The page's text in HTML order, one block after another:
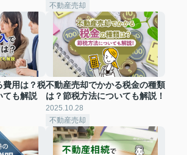
不動産売却
費用は？税
ても解説
不動産売却でかかる税金の種類
は？節税方法についても解説！
2025.10.28
不動産売却